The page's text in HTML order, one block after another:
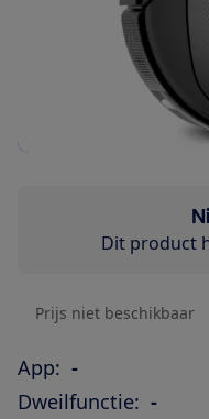
Dit product
Prijs niet beschikbaar
App: -
Dweilfunctie: -